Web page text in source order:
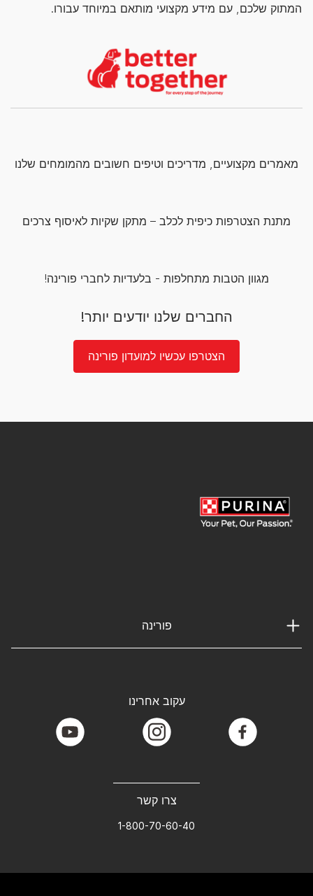
המתוק שלכם, עם מידע מקצועי מותאם במיוחד עבורו.
מאמרים מקצועיים, מדריכים וטיפים חשובים מהמומחים שלנו
מתנת הצטרפות כיפית לכלב – מתקן שקיות לאיסוף צרכים
מגוון הטבות מתחלפות - בלעדיות לחברי פורינה!
החברים שלנו יודעים יותר!
הצטרפו עכשיו למועדון פורינה
פורינה
צרו קשר
1-800-70-60-40
עקוב אחרינו
facebook
instagram
youtube